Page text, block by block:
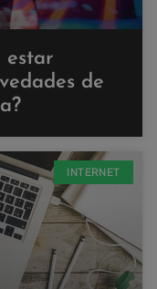
estar
de
INTERNET